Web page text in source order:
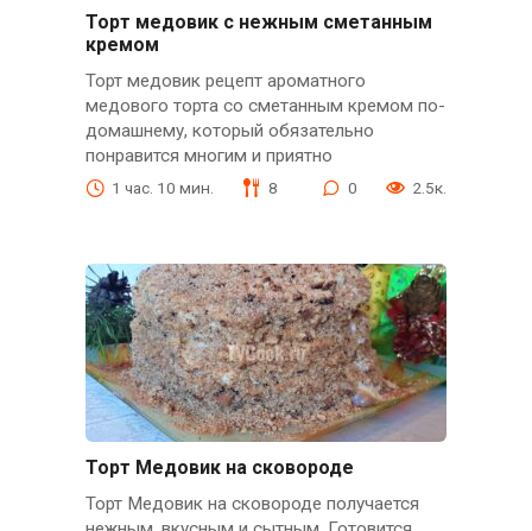
Торт медовик с нежным сметанным
кремом
Торт медовик рецепт ароматного
медового торта со сметанным кремом по-
домашнему, который обязательно
понравится многим и приятно
1 час. 10 мин. 8 0 2.5к.
Торт Медовик на сковороде
Торт Медовик на сковороде получается